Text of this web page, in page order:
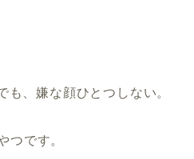
も、嫌な顔ひとつしない。
つです。